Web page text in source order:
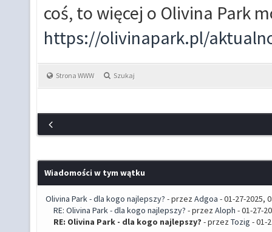
coś, to więcej o Olivina Park
https://olivinapark.pl/
Strona WWW Szukaj
Wiadomości w tym wątku
Olivina Park - dla kogo najlepszy? - przezAdgoa - 01-27-2025,
RE: Olivina Park - dla kogo najlepszy? - przezAloph - 01-27-
RE: Olivina Park - dla kogo najlepszy? - przezTozig - 01-